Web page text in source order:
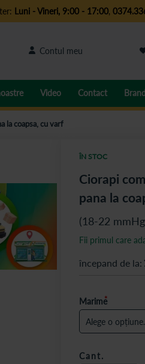
Luni - Vineri, 9:00 - 17:00,
Contul meu
Video Contact
la coapsa, cu varf
Ciorapi
pana la
(18-22
ÎN STOC
Fii primul care
începand de la
Marime
Cant.